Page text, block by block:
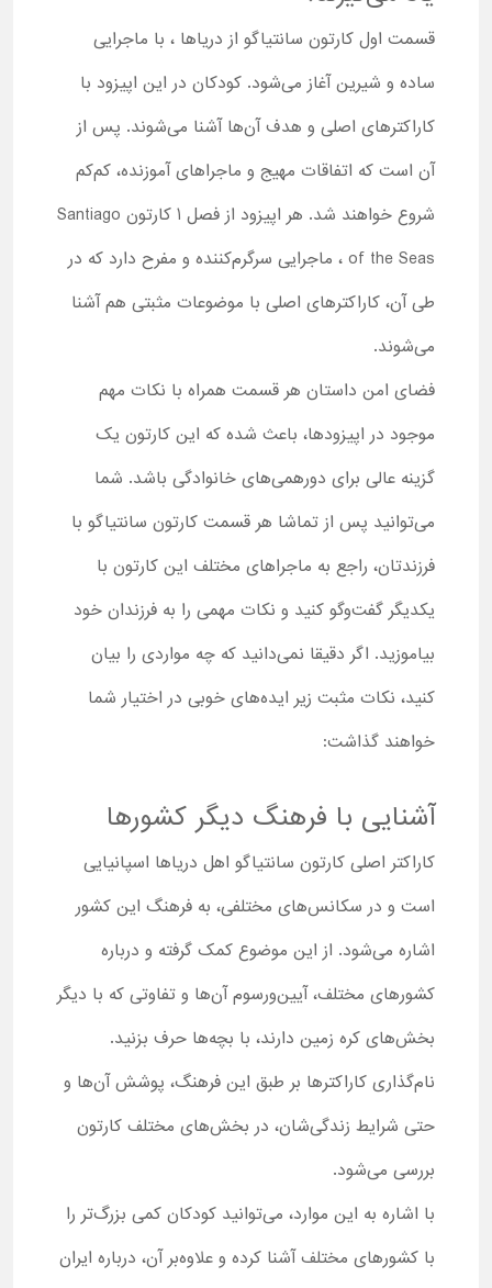
قسمت اول کارتون سانتیاگو از دریاها ، با ماجرایی
ساده و شیرین آغاز می‌شود. کودکان در این اپیزود با
کاراکترهای اصلی و هدف آن‌ها آشنا می‌شوند. پس از
آن است که اتفاقات مهیج و ماجراهای آموزنده، کم‌کم
شروع خواهند شد. هر اپیزود از فصل 1 کارتون Santiago
of the Seas ، ماجرایی سرگرم‌کننده و مفرح دارد که در
طی آن، کاراکترهای اصلی با موضوعات مثبتی هم آشنا
می‌شوند.
فضای امن داستان هر قسمت همراه با نکات مهم
موجود در اپیزودها، باعث شده که این کارتون یک
گزینه عالی برای دورهمی‌های خانوادگی باشد. شما
می‌توانید پس از تماشا هر قسمت کارتون سانتیاگو با
فرزندتان، راجع به ماجراهای مختلف این کارتون با
یکدیگر گفت‌وگو کنید و نکات مهمی را به فرزندان خود
بیاموزید. اگر دقیقا نمی‌دانید که چه مواردی را بیان
کنید، نکات مثبت زیر ایده‌های خوبی در اختیار شما
خواهند گذاشت:
آشنایی با فرهنگ دیگر کشورها
کاراکتر اصلی کارتون سانتیاگو اهل دریاها اسپانیایی
است و در سکانس‌های مختلفی، به فرهنگ این کشور
اشاره می‌شود. از این موضوع کمک گرفته و درباره
کشورهای مختلف، آیین‌ورسوم آن‌ها و تفاوتی که با دیگر
بخش‌های کره زمین دارند، با بچه‌ها حرف بزنید.
نام‌گذاری کاراکترها بر طبق این فرهنگ، پوشش آن‌ها و
حتی شرایط زندگی‌شان، در بخش‌های مختلف کارتون
بررسی می‌شود.
با اشاره به این موارد، می‌توانید کودکان کمی بزرگ‌تر را
با کشورهای مختلف آشنا کرده و علاوه‌بر آن، درباره ایران